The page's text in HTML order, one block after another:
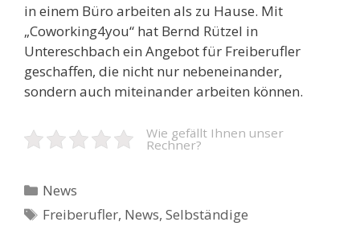
in einem Büro arbeiten als zu Hause. Mit
„Coworking4you“ hat Bernd Rützel in
Untereschbach ein Angebot für Freiberufler
geschaffen, die nicht nur nebeneinander,
sondern auch miteinander arbeiten können.
Wie gefällt Ihnen unser
Rechner?
Kategorien
News
Schlagwörter
Freiberufler, News,Selbständige